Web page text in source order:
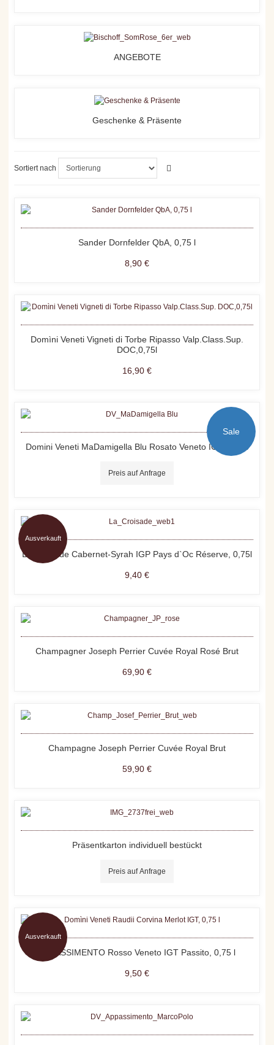
ANGEBOTE
Geschenke & Präsente
Sortiert nach
Sander Dornfelder QbA, 0,75 l
8,90 €
Domìni Veneti Vigneti di Torbe Ripasso Valp.Class.Sup.
DOC,0,75l
16,90 €
Sale
Domini Veneti MaDamigella Blu Rosato Veneto IGT, 0,75 l
Preis auf Anfrage
Ausverkauft
La Croisade Cabernet-Syrah IGP Pays d`Oc Réserve, 0,75l
9,40 €
Champagner Joseph Perrier Cuvée Royal Rosé Brut
69,90 €
Champagne Joseph Perrier Cuvée Royal Brut
59,90 €
Präsentkarton individuell bestückt
Preis auf Anfrage
Ausverkauft
APPASSIMENTO Rosso Veneto IGT Passito, 0,75 l
9,50 €